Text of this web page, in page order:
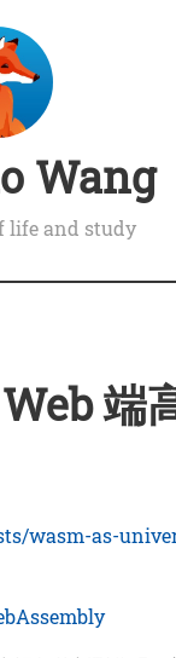
Wang
life and study
端
wasm-as-